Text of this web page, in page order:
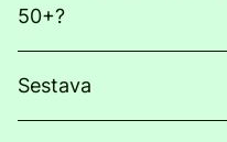
50+?
Sestava